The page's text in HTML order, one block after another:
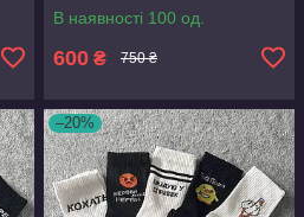
В наявності 100 од.
600 ₴ 750 ₴
–20%